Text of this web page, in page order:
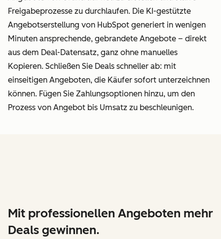
Freigabeprozesse zu durchlaufen. Die KI-gestützte
Angebotserstellung von HubSpot generiert in wenigen
Minuten ansprechende, gebrandete Angebote – direkt
aus dem Deal-Datensatz, ganz ohne manuelles
Kopieren. Schließen Sie Deals schneller ab: mit
einseitigen Angeboten, die Käufer sofort unterzeichnen
können. Fügen Sie Zahlungsoptionen hinzu, um den
Prozess von Angebot bis Umsatz zu beschleunigen.
Mit professionellen Angeboten mehr
Deals gewinnen.